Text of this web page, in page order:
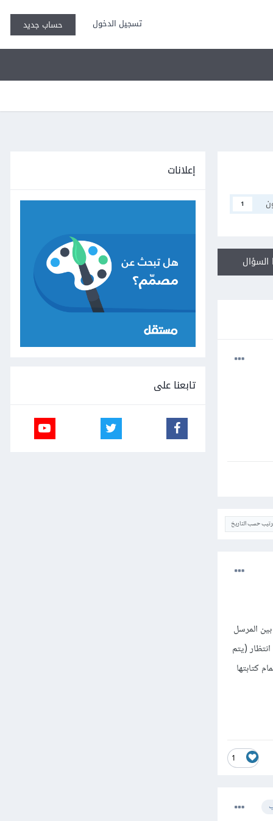
تسجيل الدخول حساب جديد
1
حسب التاريخ
المرسل
(يتم
كتابتها
1
إعلانات
تابعنا على